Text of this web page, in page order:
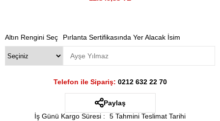
Altın Rengini Seç Pırlanta Sertifikasında Yer Alacak İsim
Telefon ile Sipariş: 0212 632 22 70
Paylaş
İş Günü Kargo Süresi :
5 Tahmini Teslimat Tarihi